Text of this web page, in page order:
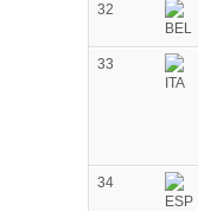
32
33
34